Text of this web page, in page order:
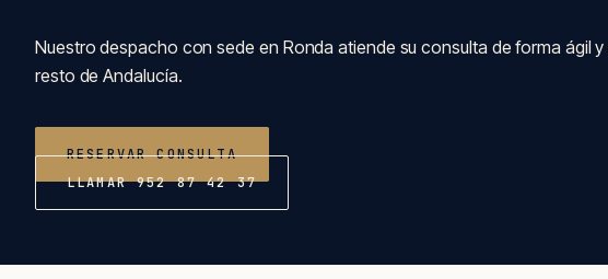
Nuestro despacho con sede en Ronda atiende su consulta de forma ágil
resto de Andalucía.
RESERVAR CONSULTA
LLAMAR 952 87 42 37